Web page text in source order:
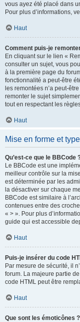
vous ayez été placé dans
Pour plus d’informations,
Haut
Comment puis-je
En cliquant sur le lien «
consulter un sujet, vous
à la première page du
fonctionnalité a peut-être
les remontées n’a peut-
remonter le sujet
tout en respectant les
Haut
Mise en forme et
Qu’est-ce que le BBCode
Le BBCode est une
meilleur contrôle sur la
est déterminée par les
la désactiver sur chaque
BBCode est similaire à
contenues entre des
« > ». Pour plus
guide qui est accessible
Haut
Puis-je insérer du code
Par mesure de sécurité, il
forum. La majeure partie
code HTML peut être
Haut
Que sont les émoticônes ?